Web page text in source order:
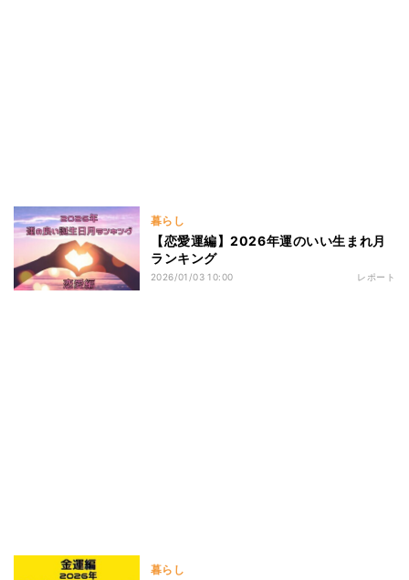
暮らし
【恋愛運編】2026年運のいい生まれ月
ランキング
2026/01/03 10:00 レポート
暮らし